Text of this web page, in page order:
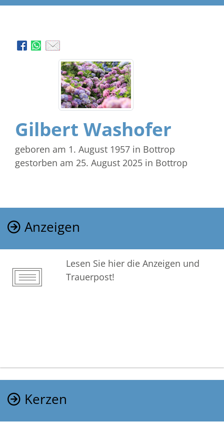
Gilbert Washofer
geboren am 1. August 1957 in Bottrop
gestorben am 25. August 2025 in Bottrop
Anzeigen
Lesen Sie hier die Anzeigen und
Trauerpost!
Kerzen